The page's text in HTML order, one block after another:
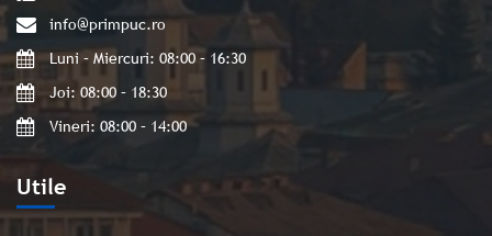
Utile
info@primpuc.ro
Luni – Miercuri: 08:00 – 16:30
Joi: 08:00 – 18:30
Vineri: 08:00 – 14:00